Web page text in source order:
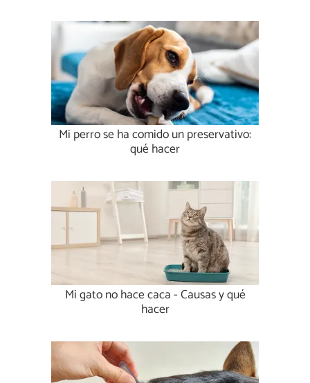
Mi perro se ha comido un preservativo:
qué hacer
Mi gato no hace caca - Causas y qué
hacer